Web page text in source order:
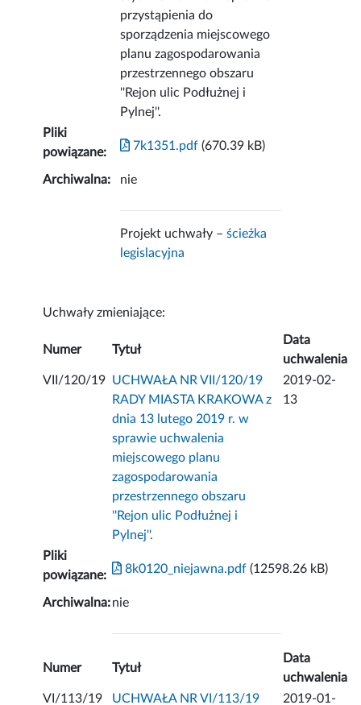
przystąpienia do
sporządzenia miejscowego
planu zagospodarowania
przestrzennego obszaru
''Rejon ulic Podłużnej i
Pylnej''.
Pliki
powiązane:
7k1351.pdf (670.39 kB)
Archiwalna: nie
Projekt uchwały –ścieżka
legislacyjna
Uchwały zmieniające:
Numer Tytuł
Data
uchwalenia
VII/120/19 UCHWAŁA NR VII/120/19
RADY MIASTA KRAKOWA z
dnia 13 lutego 2019 r. w
sprawie uchwalenia
miejscowego planu
zagospodarowania
przestrzennego obszaru
''Rejon ulic Podłużnej i
Pylnej''.
2019-02-
13
Pliki
powiązane:
8k0120_niejawna.pdf (12598.26 kB)
Archiwalna:nie
Numer Tytuł
Data
uchwalenia
VI/113/19
UCHWAŁA NR VI/113/19
2019-01-